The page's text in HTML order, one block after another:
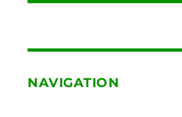
NAVIGATION